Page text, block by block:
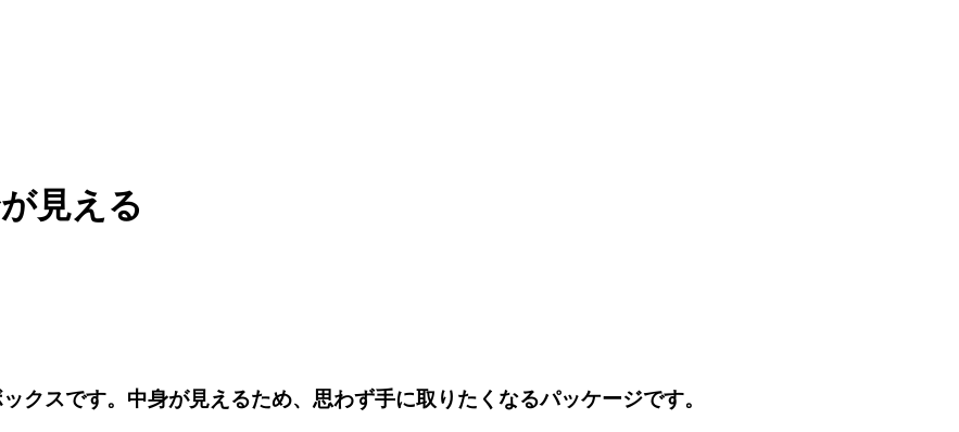
見える
クスです。中身が見えるため、思わず手に取りたくなるパッケージです。